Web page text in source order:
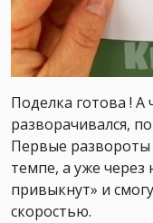
Поделка готова ! А
разворачивался,
Первые развороты
темпе, а уже через
привыкнут» и
скоростью.⁣⁣